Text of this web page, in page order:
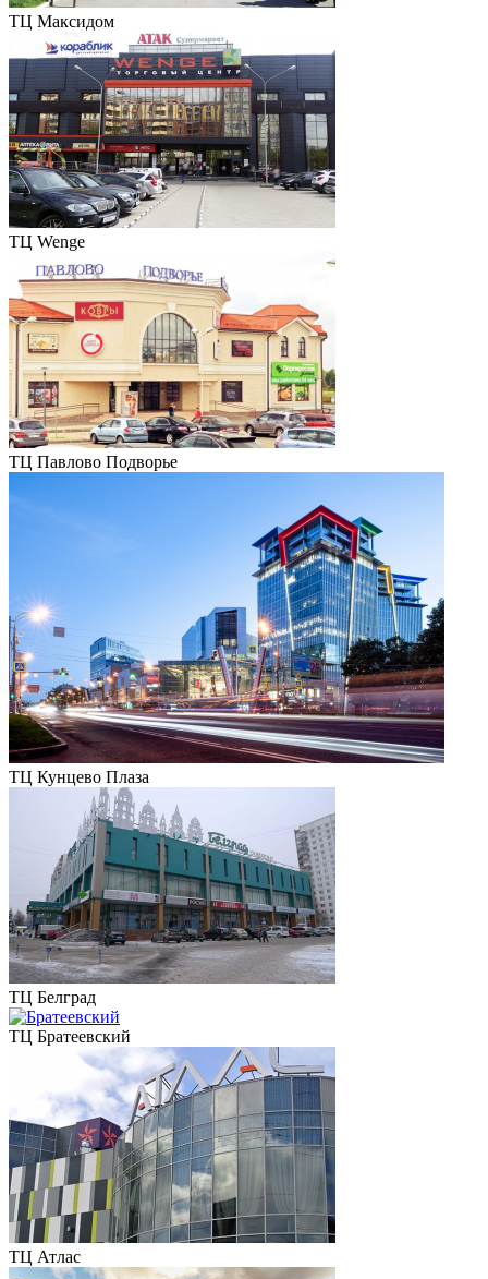
ТЦ Максидом
ТЦ Wenge
ТЦ Павлово Подворье
ТЦ Кунцево Плаза
ТЦ Белград
ТЦ Братеевский
ТЦ Атлас